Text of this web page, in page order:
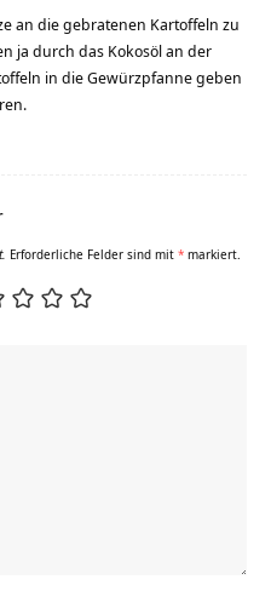
an die gebratenen Kartoffeln zu
ja durch das Kokosöl an der
in die Gewürzpfanne geben
Erforderliche Felder sind mit * markiert.